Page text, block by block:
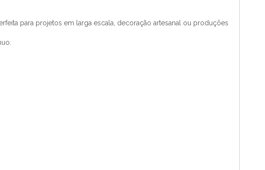
para projetos em larga escala, decoração artesanal ou produções